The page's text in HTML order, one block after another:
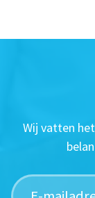
Wij vatten